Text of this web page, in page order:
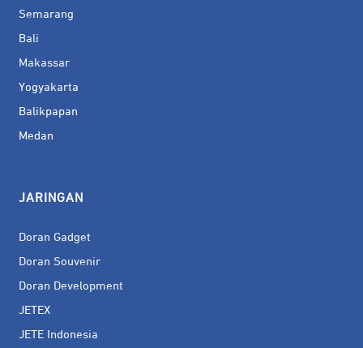
Semarang
Bali
Makassar
Yogyakarta
Balikpapan
Medan
JARINGAN
Doran Gadget
Doran Souvenir
Doran Development
JETEX
JETE Indonesia